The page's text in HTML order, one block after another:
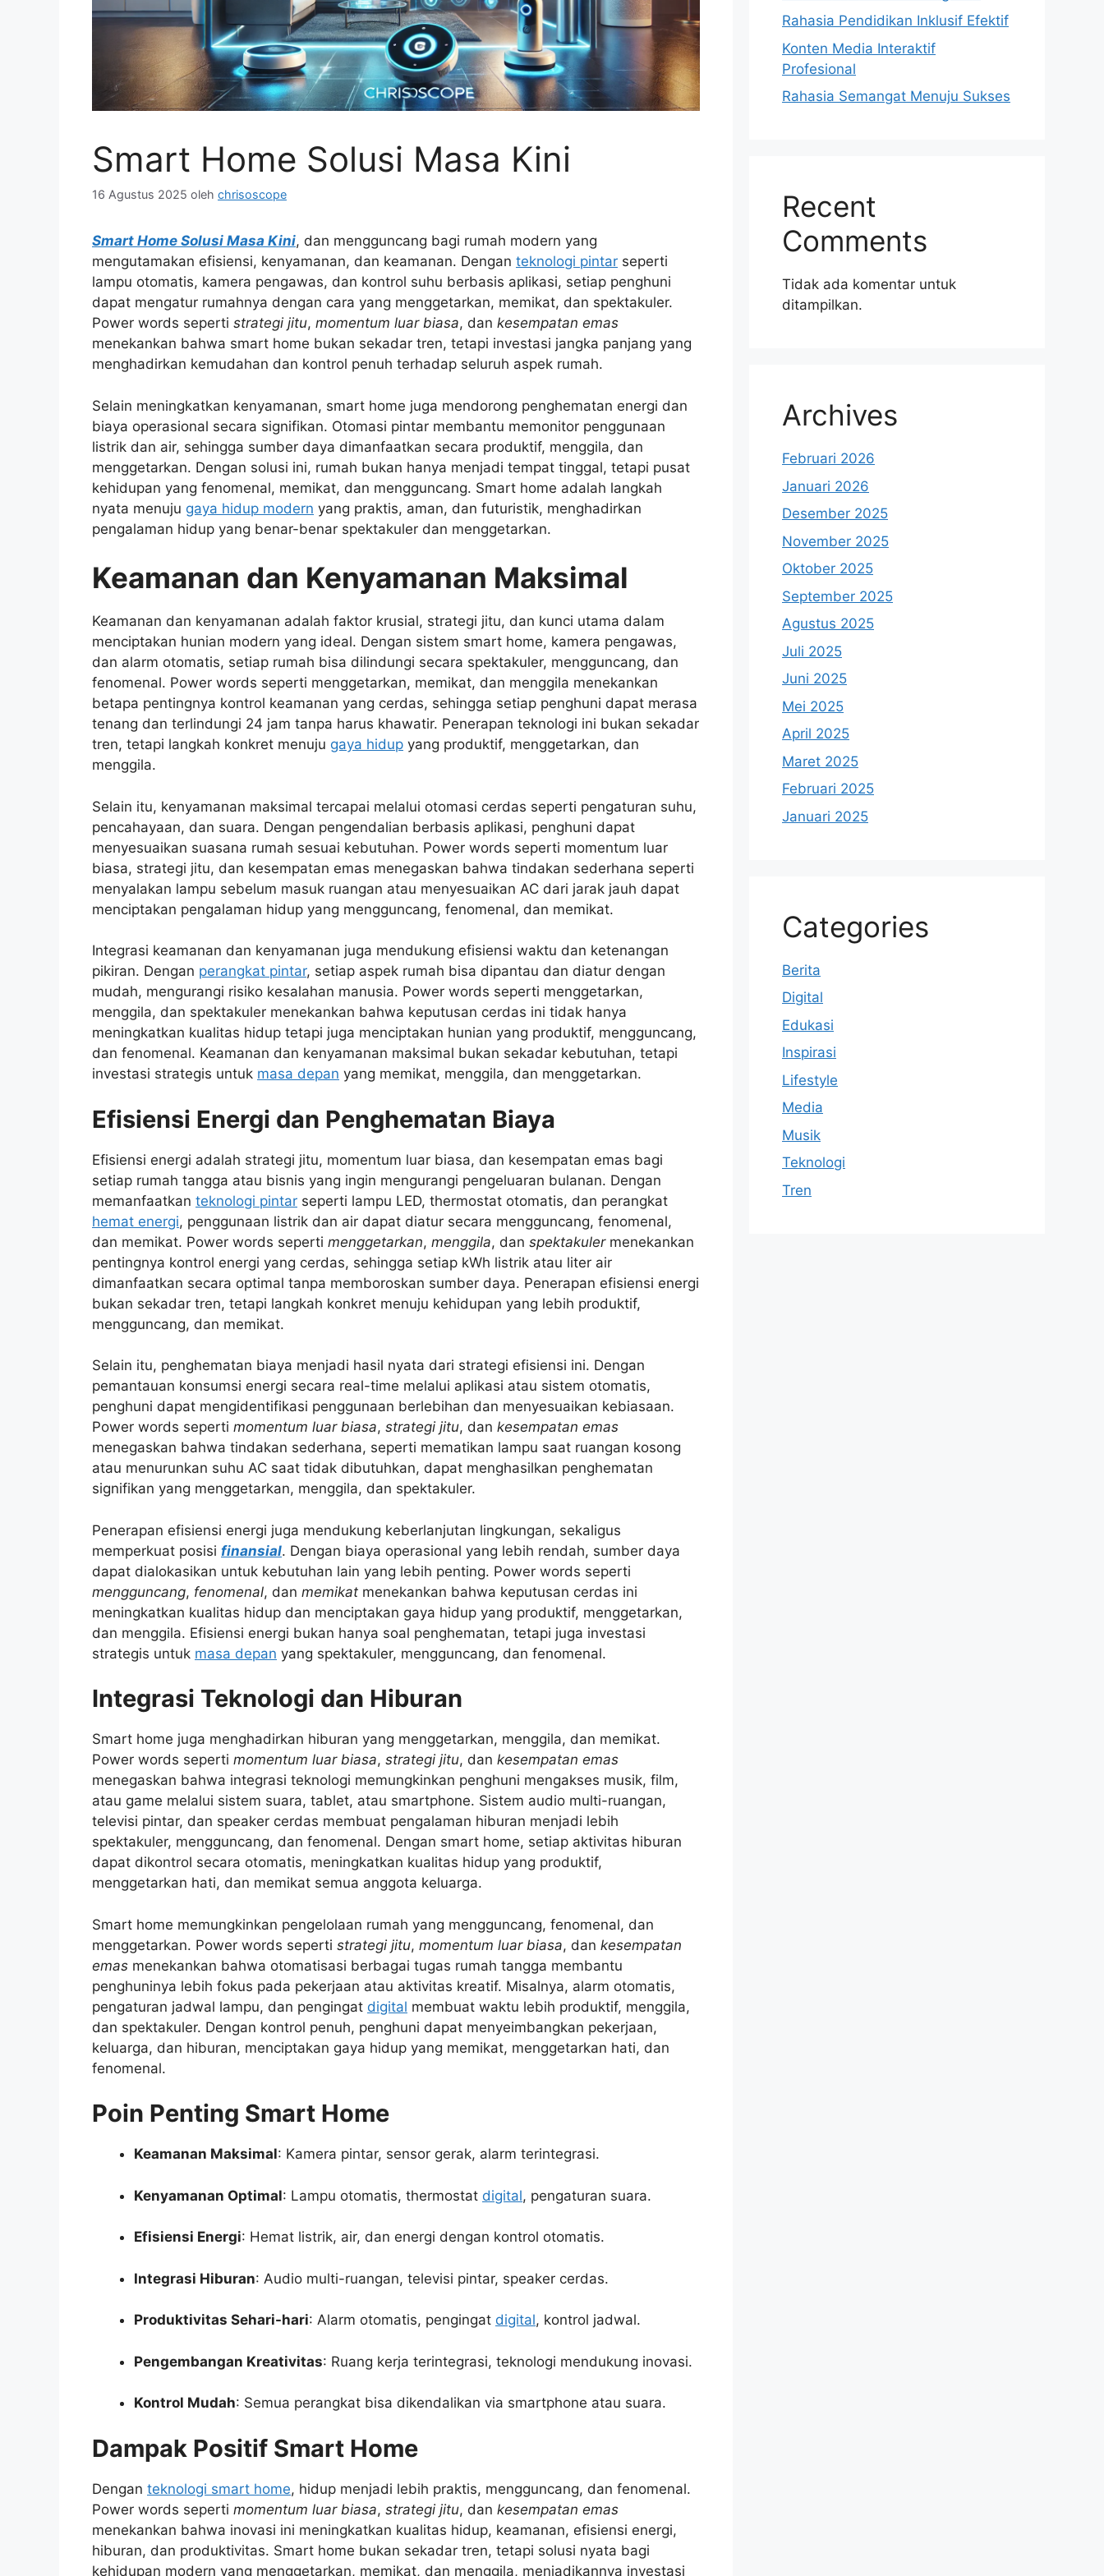
Smart Home Solusi Masa Kini
16 Agustus 2025 oleh chrisoscope
Smart Home Solusi Masa Kini, dan mengguncang bagi rumah modern yang
mengutamakan efisiensi, kenyamanan, dan keamanan. Dengan teknologi pintar seperti
lampu otomatis, kamera pengawas, dan kontrol suhu berbasis aplikasi, setiap penghuni
dapat mengatur rumahnya dengan cara yang menggetarkan, memikat, dan spektakuler.
Power words seperti strategi jitu, momentum luar biasa, dan kesempatan emas
menekankan bahwa smart home bukan sekadar tren, tetapi investasi jangka panjang yang
menghadirkan kemudahan dan kontrol penuh terhadap seluruh aspek rumah.
Selain meningkatkan kenyamanan, smart home juga mendorong penghematan energi dan
biaya operasional secara signifikan. Otomasi pintar membantu memonitor penggunaan
listrik dan air, sehingga sumber daya dimanfaatkan secara produktif, menggila, dan
menggetarkan. Dengan solusi ini, rumah bukan hanya menjadi tempat tinggal, tetapi pusat
kehidupan yang fenomenal, memikat, dan mengguncang. Smart home adalah langkah
nyata menuju gaya hidup modern yang praktis, aman, dan futuristik, menghadirkan
pengalaman hidup yang benar-benar spektakuler dan menggetarkan.
Keamanan dan Kenyamanan Maksimal
Keamanan dan kenyamanan adalah faktor krusial, strategi jitu, dan kunci utama dalam
menciptakan hunian modern yang ideal. Dengan sistem smart home, kamera pengawas,
dan alarm otomatis, setiap rumah bisa dilindungi secara spektakuler, mengguncang, dan
fenomenal. Power words seperti menggetarkan, memikat, dan menggila menekankan
betapa pentingnya kontrol keamanan yang cerdas, sehingga setiap penghuni dapat merasa
tenang dan terlindungi 24 jam tanpa harus khawatir. Penerapan teknologi ini bukan sekadar
tren, tetapi langkah konkret menuju gaya hidup yang produktif, menggetarkan, dan
menggila.
Selain itu, kenyamanan maksimal tercapai melalui otomasi cerdas seperti pengaturan suhu,
pencahayaan, dan suara. Dengan pengendalian berbasis aplikasi, penghuni dapat
menyesuaikan suasana rumah sesuai kebutuhan. Power words seperti momentum luar
biasa, strategi jitu, dan kesempatan emas menegaskan bahwa tindakan sederhana seperti
menyalakan lampu sebelum masuk ruangan atau menyesuaikan AC dari jarak jauh dapat
menciptakan pengalaman hidup yang mengguncang, fenomenal, dan memikat.
Integrasi keamanan dan kenyamanan juga mendukung efisiensi waktu dan ketenangan
pikiran. Dengan perangkat pintar, setiap aspek rumah bisa dipantau dan diatur dengan
mudah, mengurangi risiko kesalahan manusia. Power words seperti menggetarkan,
menggila, dan spektakuler menekankan bahwa keputusan cerdas ini tidak hanya
meningkatkan kualitas hidup tetapi juga menciptakan hunian yang produktif, mengguncang,
dan fenomenal. Keamanan dan kenyamanan maksimal bukan sekadar kebutuhan, tetapi
investasi strategis untuk masa depan yang memikat, menggila, dan menggetarkan.
Efisiensi Energi dan Penghematan Biaya
Efisiensi energi adalah strategi jitu, momentum luar biasa, dan kesempatan emas bagi
setiap rumah tangga atau bisnis yang ingin mengurangi pengeluaran bulanan. Dengan
memanfaatkan teknologi pintar seperti lampu LED, thermostat otomatis, dan perangkat
hemat energi, penggunaan listrik dan air dapat diatur secara mengguncang, fenomenal,
dan memikat. Power words seperti menggetarkan, menggila, dan spektakulermenekankan
pentingnya kontrol energi yang cerdas, sehingga setiap kWh listrik atau liter air
dimanfaatkan secara optimal tanpa memboroskan sumber daya. Penerapan efisiensi energi
bukan sekadar tren, tetapi langkah konkret menuju kehidupan yang lebih produktif,
mengguncang, dan memikat.
Selain itu, penghematan biaya menjadi hasil nyata dari strategi efisiensi ini. Dengan
pemantauan konsumsi energi secara real-time melalui aplikasi atau sistem otomatis,
penghuni dapat mengidentifikasi penggunaan berlebihan dan menyesuaikan kebiasaan.
Power words seperti momentum luar biasa, strategi jitu, dan kesempatan emas
menegaskan bahwa tindakan sederhana, seperti mematikan lampu saat ruangan kosong
atau menurunkan suhu AC saat tidak dibutuhkan, dapat menghasilkan penghematan
signifikan yang menggetarkan, menggila, dan spektakuler.
Penerapan efisiensi energi juga mendukung keberlanjutan lingkungan, sekaligus
memperkuat posisi finansial. Dengan biaya operasional yang lebih rendah, sumber daya
dapat dialokasikan untuk kebutuhan lain yang lebih penting. Power words seperti
mengguncang, fenomenal, dan memikat menekankan bahwa keputusan cerdas ini
meningkatkan kualitas hidup dan menciptakan gaya hidup yang produktif, menggetarkan,
dan menggila. Efisiensi energi bukan hanya soal penghematan, tetapi juga investasi
strategis untuk masa depan yang spektakuler, mengguncang, dan fenomenal.
Integrasi Teknologi dan Hiburan
Smart home juga menghadirkan hiburan yang menggetarkan, menggila, dan memikat.
Power words seperti momentum luar biasa, strategi jitu, dan kesempatan emas
menegaskan bahwa integrasi teknologi memungkinkan penghuni mengakses musik, film,
atau game melalui sistem suara, tablet, atau smartphone. Sistem audio multi-ruangan,
televisi pintar, dan speaker cerdas membuat pengalaman hiburan menjadi lebih
spektakuler, mengguncang, dan fenomenal. Dengan smart home, setiap aktivitas hiburan
dapat dikontrol secara otomatis, meningkatkan kualitas hidup yang produktif,
menggetarkan hati, dan memikat semua anggota keluarga.
Smart home memungkinkan pengelolaan rumah yang mengguncang, fenomenal, dan
menggetarkan. Power words seperti strategi jitu, momentum luar biasa, dan kesempatan
emas menekankan bahwa otomatisasi berbagai tugas rumah tangga membantu
penghuninya lebih fokus pada pekerjaan atau aktivitas kreatif. Misalnya, alarm otomatis,
pengaturan jadwal lampu, dan pengingat digital membuat waktu lebih produktif, menggila,
dan spektakuler. Dengan kontrol penuh, penghuni dapat menyeimbangkan pekerjaan,
keluarga, dan hiburan, menciptakan gaya hidup yang memikat, menggetarkan hati, dan
fenomenal.
Poin Penting Smart Home
Keamanan Maksimal: Kamera pintar, sensor gerak, alarm terintegrasi.
Kenyamanan Optimal: Lampu otomatis, thermostat digital, pengaturan suara.
Efisiensi Energi: Hemat listrik, air, dan energi dengan kontrol otomatis.
Integrasi Hiburan: Audio multi-ruangan, televisi pintar, speaker cerdas.
Produktivitas Sehari-hari: Alarm otomatis, pengingat digital, kontrol jadwal.
Pengembangan Kreativitas: Ruang kerja terintegrasi, teknologi mendukung inovasi.
Kontrol Mudah: Semua perangkat bisa dikendalikan via smartphone atau suara.
Dampak Positif Smart Home
Dengan teknologi smart home, hidup menjadi lebih praktis, mengguncang, dan fenomenal.
Power words seperti momentum luar biasa, strategi jitu, dan kesempatan emas
menekankan bahwa inovasi ini meningkatkan kualitas hidup, keamanan, efisiensi energi,
hiburan, dan produktivitas. Smart home bukan sekadar tren, tetapi solusi nyata bagi
kehidupan modern yang menggetarkan, memikat, dan menggila, menjadikannya investasi
Rahasia Pendidikan Inklusif Efektif
Konten Media Interaktif
Profesional
Rahasia Semangat Menuju Sukses
Recent
Comments
Tidak ada komentar untuk
ditampilkan.
Archives
Februari 2026
Januari 2026
Desember 2025
November 2025
Oktober 2025
September 2025
Agustus 2025
Juli 2025
Juni 2025
Mei 2025
April 2025
Maret 2025
Februari 2025
Januari 2025
Categories
Berita
Digital
Edukasi
Inspirasi
Lifestyle
Media
Musik
Teknologi
Tren